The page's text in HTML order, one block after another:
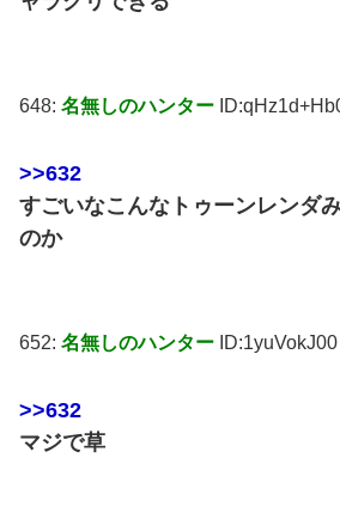
648: 名無しのハンター
>>632
すごいなこんなトゥーンレンダ
のか
652: 名無しのハンター ID:1yuVokJ00
>>632
マジで草